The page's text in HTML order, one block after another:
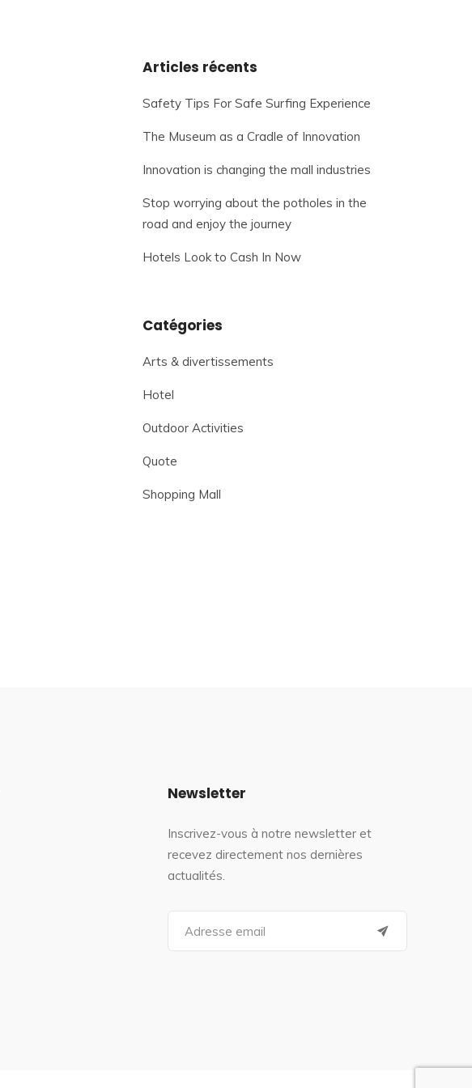
Articles récents
Safety Tips For Safe Surfing Experience
The Museum as a Cradle of Innovation
Innovation is changing the mall industries
Stop worrying about the potholes in the
road and enjoy the journey
Hotels Look to Cash In Now
Catégories
Arts & divertissements
Hotel
Outdoor Activities
Quote
Shopping Mall
Newsletter
Inscrivez-vous à notre newsletter et
recevez directement nos dernières
actualités.
a